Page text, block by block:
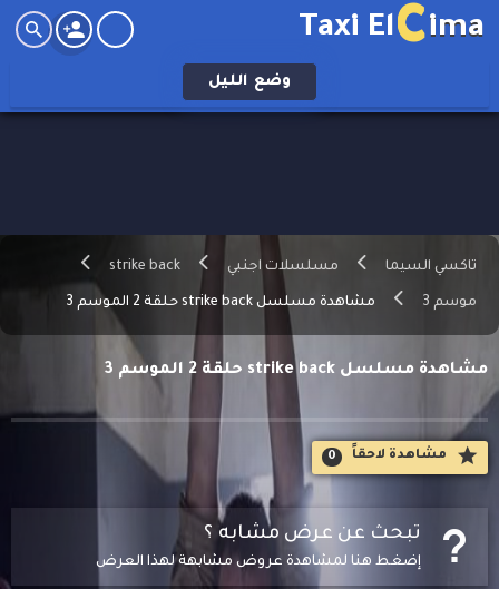
Taxi ElCima
وضع الليل
تاكسي السيما مسلسلات اجنبي strike back
موسم 3 مشاهدة مسلسل strike back حلقة 2 الموسم 3
مشاهدة مسلسل strike back حلقة 2 الموسم 3
مشاهدة لاحقاََ 0
تبحث عن عرض مشابه ؟
إضغط هنا لمشاهدة عروض مشابهة لهذا العرض